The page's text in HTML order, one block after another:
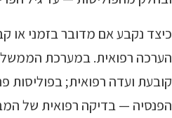
כיצד נקבע אם מדובר בזמני או
הערכה רפואית. במערכת
קובעת ועדה רפואית; בפוליסות
הפנסיה — בדיקה רפואית של